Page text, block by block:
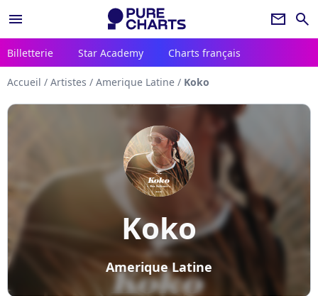
menu newsletter search
Billetterie Star Academy Charts français
Accueil / Artistes / Amerique Latine / Koko
Koko
Amerique Latine